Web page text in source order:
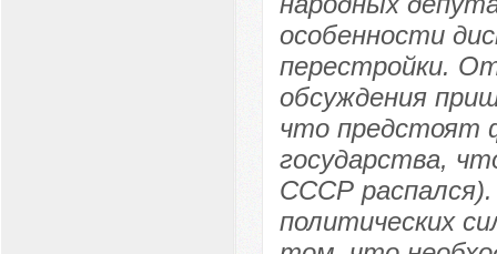
особенности
перестройки.
обсуждения
что предстоят
государства,
СССР
политических